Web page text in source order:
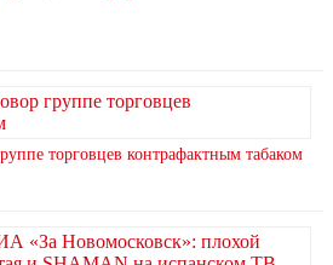
торговцев контрафактным табаком